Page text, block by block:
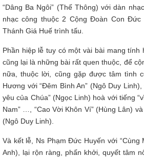
“Dâng Ba Ngôi” (Thế Thông) với dàn
nhạc công thuộc 2 Cộng Đoàn Con Đức
Thánh Giá Huế trình tấu.
Phần hiệp lễ tuy có một vài bài mang
cũng lại là những bài rất quen thuộc, để
nữa, thuộc lời, cũng gặp được tâm tình
Hương với “Đêm Bình An” (Ngô Duy
yêu của Chúa” (Ngọc Linh) hoà với tiếng
Nam” …, “Cao Vời Khôn Ví” (Hùng Lân)
(Ngô Duy Linh).
Và kết lễ, Ns Phạm Đức Huyến với “Cùng
Anh), lại rộn ràng, phấn khởi, quyết tâm